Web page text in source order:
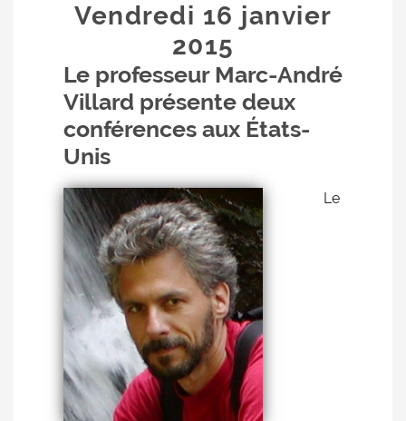
Vendredi 16 janvier
2015
Le professeur Marc-André
Villard présente deux
conférences aux États-
Unis
Le